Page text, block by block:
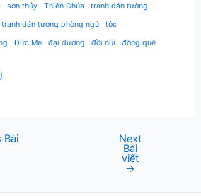
sơn thủy Thiên Chúa
tranh dán tường
tranh dán tường phòng ngủ
tóc
Đức Mẹ đại dương đồi núi đồng quê
Bài Next
Bài
viết
→